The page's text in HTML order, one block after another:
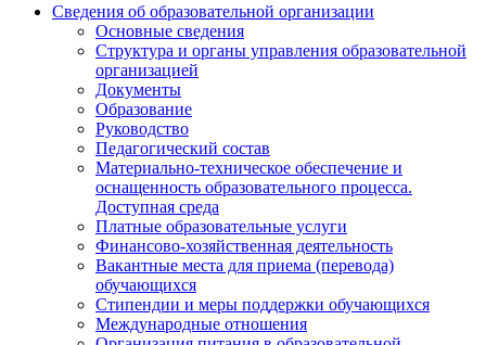
Сведения об образовательной организации
Основные сведения
Структура и органы управления образовательной
организацией
Документы
Образование
Руководство
Педагогический состав
Материально-техническое обеспечение и
оснащенность образовательного процесса.
Доступная среда
Платные образовательные услуги
Финансово-хозяйственная деятельность
Вакантные места для приема (перевода)
обучающихся
Стипендии и меры поддержки обучающихся
Международные отношения